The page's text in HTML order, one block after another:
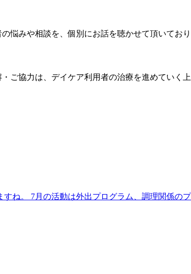
悩みや相談を、個別にお話を聴かせて頂いてお
ご協力は、デイケア利用者の治療を進めてい
すね。 7月の活動は外出プログラム、調理関係